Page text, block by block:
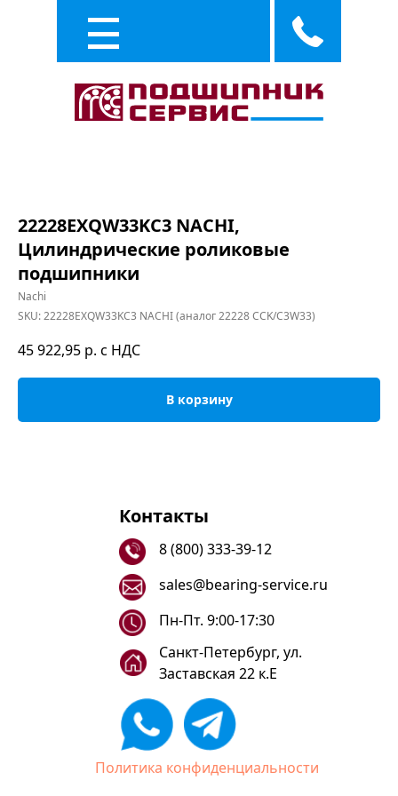
22228EXQW33KC3 NACHI,
Цилиндрические роликовые
подшипники
Nachi
SKU:22228EXQW33KC3 NACHI (аналог 22228 CCK/C3W33)
45 922,95 р. с НДС
В корзину
Контакты
8 (800) 333-39-12
sales@bearing-service.ru
Санкт-Петербург, ул.
Заставская 22 к.Е
Пн-Пт. 9:00-17:30
Политика конфиденциальности